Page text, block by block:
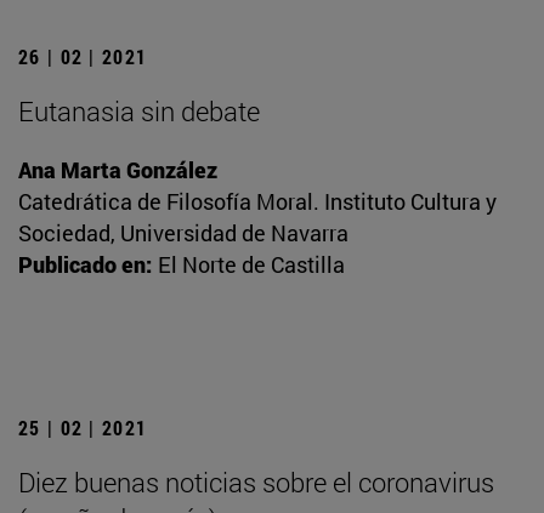
26 | 02 | 2021
Eutanasia sin debate
Ana Marta González
Catedrática de Filosofía Moral. Instituto Cultura y
Sociedad, Universidad de Navarra
Publicado en: El Norte de Castilla
25 | 02 | 2021
Diez buenas noticias sobre el coronavirus